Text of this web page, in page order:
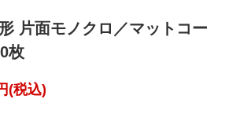
片面モノクロ／マットコー
枚
(税込)